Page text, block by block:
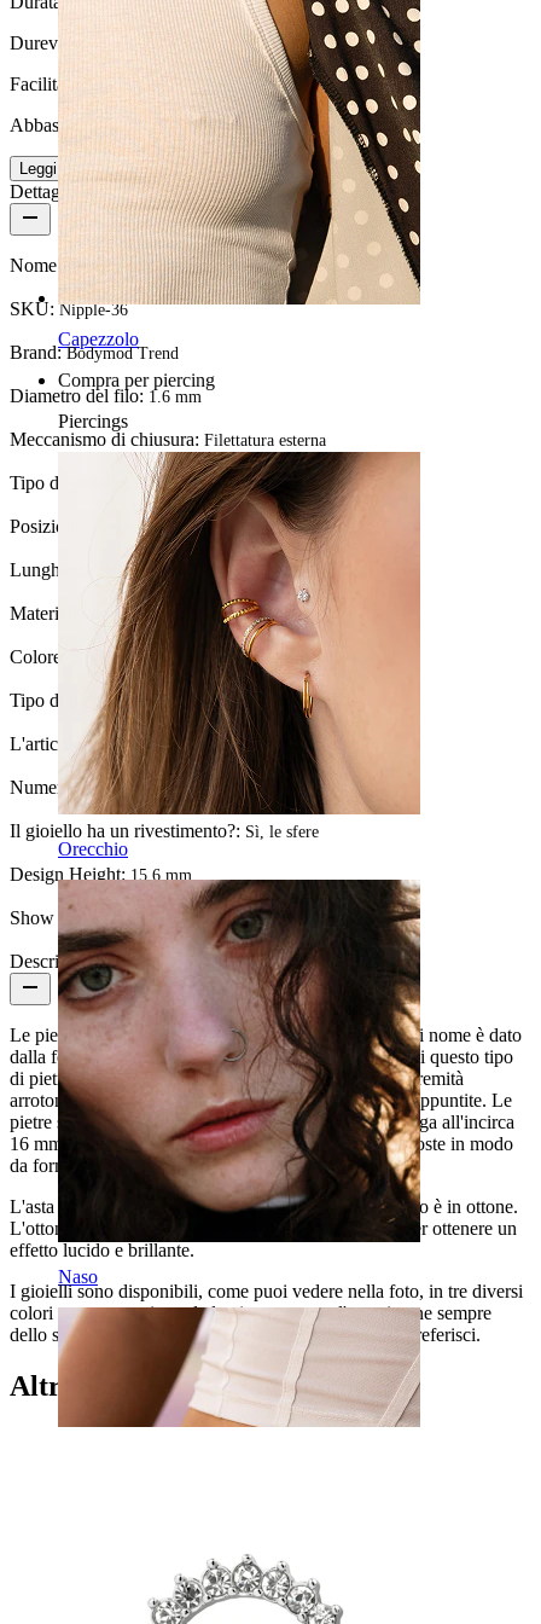
Capezzolo
Compra per piercing
Piercings
Orecchio
Naso
Durevole
Facilità d'uso
Abbastanza facile
Leggi di più
Dettagli del prodotto
Nome: Piercing al capezzolo con ventaglio di pietre
SKU:Nipple-36
Brand:Bodymod Trend
Diametro del filo: 1.6 mm
Meccanismo di chiusura: Filettatura esterna
Tipo di gioiello: Barbell
Posizione: Capezzolo
Lunghezza: 16 mm
Materiale: Acciaio chirurgico / Ottone
Colore: Grigio argento
Tipo di pietra:Cristallo
L'articolo è incollato?:Sì
Numero di pezzi:
Il gioiello ha un rivestimento?: Sì, le sfere
Design Height:15.6 mm.
Show pair option:
Descrizione
Le pietre su questo gioiello sono pietre marquise, il cui nome è dato
dalla forma con cui sono state tagliate. La differenza di questo tipo
di pietra e una pietra ovale è che quest'ultima ha le estremità
arrotondate mentre la pietra marchesa ha le estremità appuntite. Le
pietre sono disposte su ciascun lato dell'asta, che è lunga all'incirca
16 mm. CI sono cinque pietre ad ogni estremità, disposte in modo
da formare un ventaglio.
L'asta del gioiello è in acciaio chirurgico mentre il resto è in ottone.
L'ottone è stato successivamente rivestito con rodio per ottenere un
effetto lucido e brillante.
I gioielli sono disponibili, come puoi vedere nella foto, in tre diversi
colori per quanto riguarda la pietra, mentre l'asta rimane sempre
dello stesso colore. Devi solo scegliere il colore che preferisci.
Altri hanno acquistato anche